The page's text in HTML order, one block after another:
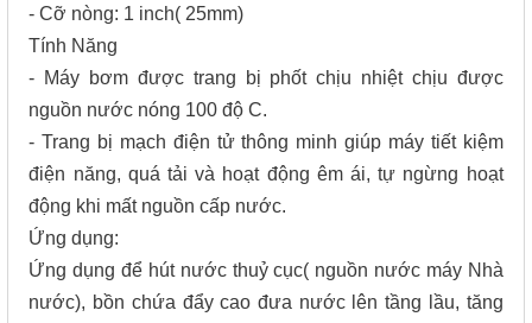
- Cỡ nòng: 1 inch( 25mm)
Tính Năng
- Máy bơm được trang bị phốt chịu nhiệt chịu được
nguồn nước nóng 100 độ C.
- Trang bị mạch điện tử thông minh giúp máy tiết kiệm
điện năng, quá tải và hoạt động êm ái, tự ngừng hoạt
động khi mất nguồn cấp nước.
Ứng dụng:
Ứng dụng để hút nước thuỷ cục( nguồn nước máy Nhà
nước), bồn chứa đẩy cao đưa nước lên tầng lầu, tăng